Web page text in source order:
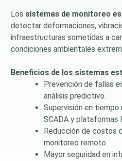
Los sistemas de monitoreo
detectar deformaciones,
infraestructuras sometidas a
condiciones ambientales
Beneficios de los sistemas
Prevención de fallas
análisis predictivo.
Supervisión en
SCADA y plataformas
Reducción de costos
monitoreo remoto.
Mayor seguridad en